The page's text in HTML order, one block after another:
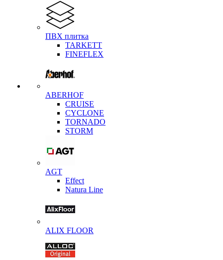
ПВХ плитка
TARKETT
FINEFLEX
ABERHOF
CRUISE
CYCLONE
TORNADO
STORM
AGT
Effect
Natura Line
ALIX FLOOR